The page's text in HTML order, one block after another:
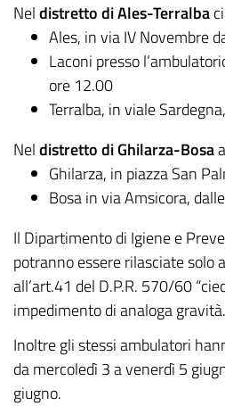
Neldistretto di Ales-Terralbaci
Ales, in via IV Novembre
Laconi presso
ore 12.00
Terralba, in viale
Neldistretto di Ghilarza-Bosa
Ghilarza, in piazza San
Bosa in via Amsicora,
Il Dipartimento di Igiene e
potranno essere rilasciate solo
all’art.41 del D.P.R. 570/60
impedimento di analoga gravità.
Inoltre gli stessi ambulatori
da mercoledì 3 a venerdì 5
giugno.